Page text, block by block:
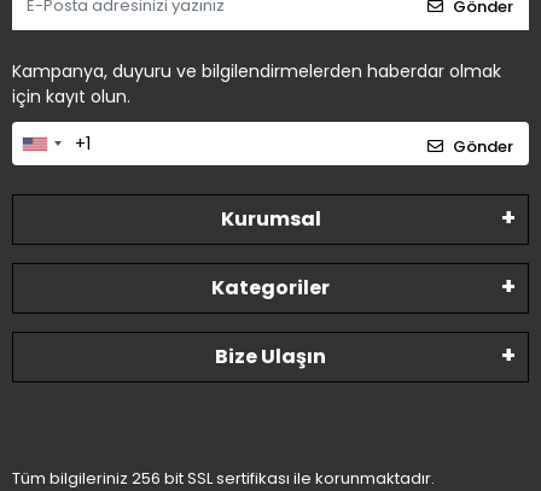
Gönder
Kampanya, duyuru ve bilgilendirmelerden haberdar olmak
için kayıt olun.
Gönder
Kurumsal
Kategoriler
Bize Ulaşın
Tüm bilgileriniz 256 bit SSL sertifikası ile korunmaktadır.